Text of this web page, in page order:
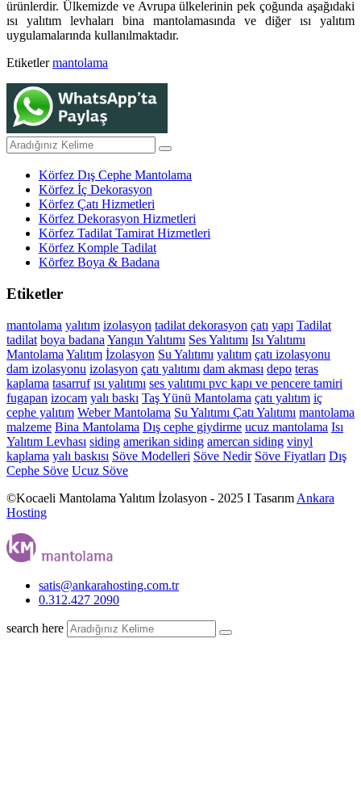
ürünlerdir. Ülkemizde ve Avrupa ülkelerinin pek çoğunda aşağıdaki
ısı yalıtım levhaları bina mantolamasında ve diğer ısı yalıtım
uygulamalarında kullanılmaktadır.
Etiketler mantolama
Körfez Dış Cephe Mantolama
Körfez İç Dekorasyon
Körfez Çatı Hizmetleri
Körfez Dekorasyon Hizmetleri
Körfez Tadilat Tamirat Hizmetleri
Körfez Komple Tadilat
Körfez Boya & Badana
Etiketler
mantolama yalıtım izolasyon tadilat dekorasyon çatı yapı Tadilat
tadilat boya badana Yangın Yalıtımı Ses Yalıtımı Isı Yalıtımı
Mantolama Yalıtım İzolasyon Su Yalıtımı yalıtım çatı izolasyonu
dam izolasyonu izolasyon çatı yalıtımı dam akması depo teras
kaplama tasarruf ısı yalıtımı ses yalıtımı pvc kapı ve pencere tamiri
fugapan izocam yalı baskı Taş Yünü Mantolama çatı yalıtım iç
cephe yalıtım Weber Mantolama Su Yalıtımı Çatı Yalıtımı mantolama
malzeme Bina Mantolama Dış cephe giydirme ucuz mantolama Isı
Yalıtım Levhası siding amerikan siding amercan siding vinyl
kaplama yalı baskısı Söve Modelleri Söve Nedir Söve Fiyatları Dış
Cephe Söve Ucuz Söve
©Kocaeli Mantolama Yalıtım İzolasyon - 2025 I Tasarım Ankara
Hosting
satis@ankarahosting.com.tr
0.312.427 2090
search here